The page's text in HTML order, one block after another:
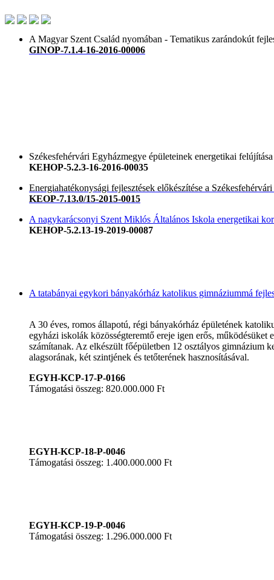
A Magyar Szent Család nyomában - Tematikus zarándokút
GINOP-7.1.4-16-2016-00006
Székesfehérvári Egyházmegye épületeinek energetikai felújítása
KEHOP-5.2.3-16-2016-00035
Energiahatékonysági fejlesztések előkészítése a
KEOP-7.13.0/15-2015-0015
A nagykarácsonyi Szent Miklós Általános Iskola energetikai
KEHOP-5.2.13-19-2019-00087
A tatabányai egykori bányakórház katolikus gimnáziummá
A 30 éves, romos állapotú, régi bányakórház épületének
egyházi iskolák közösségteremtő ereje igen erős,
számítanak. Az elkészült főépületben 12 osztályos gimnázium
alagsorának, két szintjének és tetőterének hasznosításával.
EGYH-KCP-17-P-0166
Támogatási összeg: 820.000.000 Ft
EGYH-KCP-18-P-0046
Támogatási összeg: 1.400.000.000 Ft
EGYH-KCP-19-P-0046
Támogatási összeg: 1.296.000.000 Ft